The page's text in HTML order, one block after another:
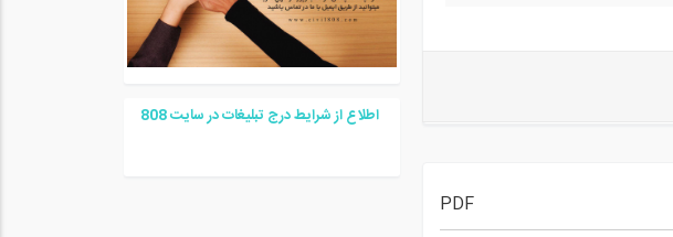
PDF
اطلاع از شرایط درج تبلیغات در سایت 808